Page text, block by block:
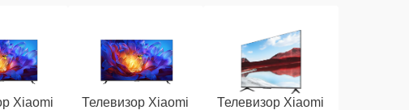
Xiaomi
Телевизор Xiaomi
Телевизор Xiaomi